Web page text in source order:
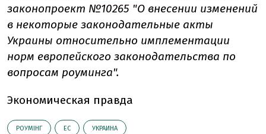
законопроект №10265 "О внесении изменений
в некоторые законодательные акты
Украины относительно имплементации
норм европейского законодательства по
вопросам роуминга".
Экономическая правда
РОУМІНГ ЕС УКРАИНА